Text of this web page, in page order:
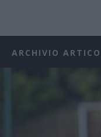
ARCHIVIO